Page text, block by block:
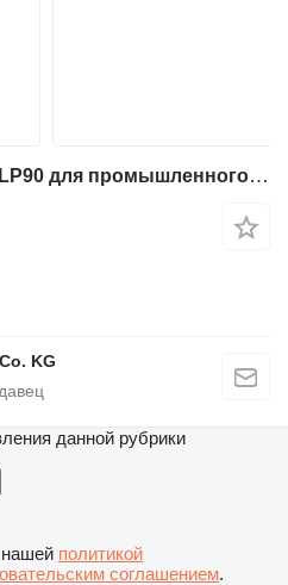
КПП SEW-Eurodrive R80LP90 для промышленного оборудования
KG
данной рубрики
политикой
соглашением.